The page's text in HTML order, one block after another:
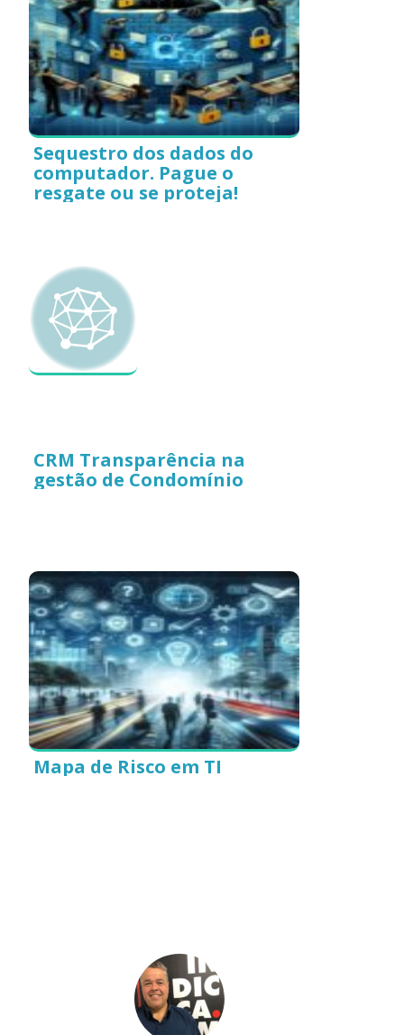
Sequestro dos dados do
computador. Pague o
resgate ou se proteja!
CRM Transparência na
gestão de Condomínio
Mapa de Risco em TI